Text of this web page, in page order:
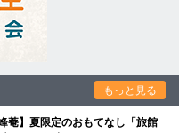
もっと見る
菴】夏限定のおもてなし「旅館